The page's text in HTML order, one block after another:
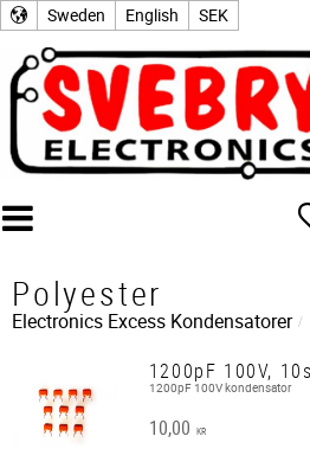
Sweden English SEK
Polyester
Electronics Excess Kondensatorer
1200pF 100V,
1200pF 100V kondensator
10,00 KR